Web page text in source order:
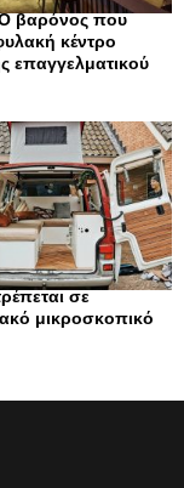
βαρόνος που
κέντρο
επαγγελματικού
σε
μικροσκοπικό